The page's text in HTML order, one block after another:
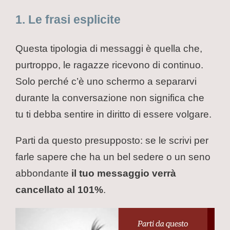
1. Le frasi esplicite
Questa tipologia di messaggi è quella che,
purtroppo, le ragazze ricevono di continuo.
Solo perché c’è uno schermo a separarvi
durante la conversazione non significa che
tu ti debba sentire in diritto di essere volgare.
Parti da questo presupposto: se le scrivi per
farle sapere che ha un bel sedere o un seno
abbondante il tuo messaggio verrà
cancellato al 101%.